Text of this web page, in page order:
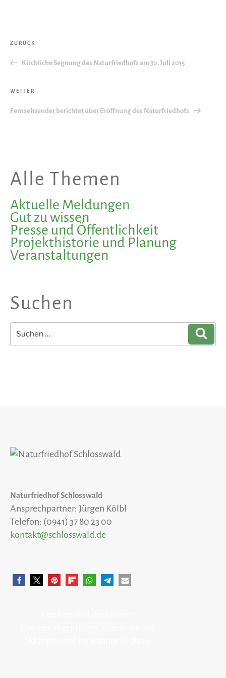
Beitragsnavigation
Vorheriger
ZURÜCK
Kirchliche Segnung des Naturfriedhofs am 30. Juli 2015
Nächster
WEITER
Fernsehsender berichtet über Eröffnung des Naturfriedhofs
Alle Themen
Aktuelle Meldungen
Gut zu wissen
Presse und Öffentlichkeit
Projekthistorie und Planung
Veranstaltungen
Suchen
Naturfriedhof Schlosswald
Ansprechpartner: Jürgen Kölbl
Telefon: (0941) 37 80 23 00
kontakt@schlosswald.de